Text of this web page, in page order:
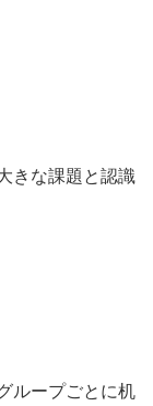
きな課題と認識
ループごとに机